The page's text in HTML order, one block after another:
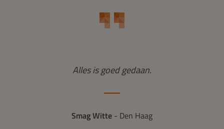
Alles is goed gedaan.
Smag Witte - Den Haag